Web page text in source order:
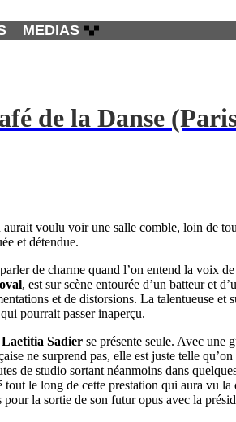
MEDIAS
de la Danse
voulu voir une salle comble, loin de
et détendue.
de charme quand l’on entend la voix
, est sur scène entourée d’un batteur et
et de distorsions. La talentueuse
qui pourrait passer inaperçu.
Laetitia Sadier se présente seule. Avec une
ne surprend pas, elle est juste telle
de studio sortant néanmoins dans
tout le long de cette prestation qui aura vu
la sortie de son futur opus avec la